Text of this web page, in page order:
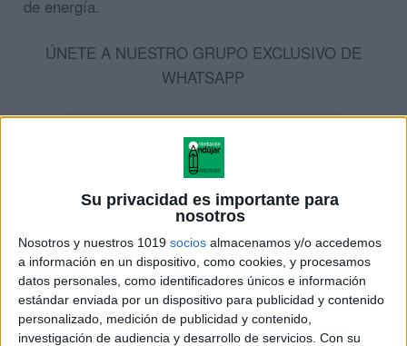
Su privacidad es importante para
nosotros
Nosotros y nuestros 1019 socios almacenamos y/o accedemos
a información en un dispositivo, como cookies, y procesamos
datos personales, como identificadores únicos e información
estándar enviada por un dispositivo para publicidad y contenido
personalizado, medición de publicidad y contenido,
investigación de audiencia y desarrollo de servicios. Con su
de energía.
ÚNETE A NUESTRO GRUPO EXCLUSIVO DE
WHATSAPP